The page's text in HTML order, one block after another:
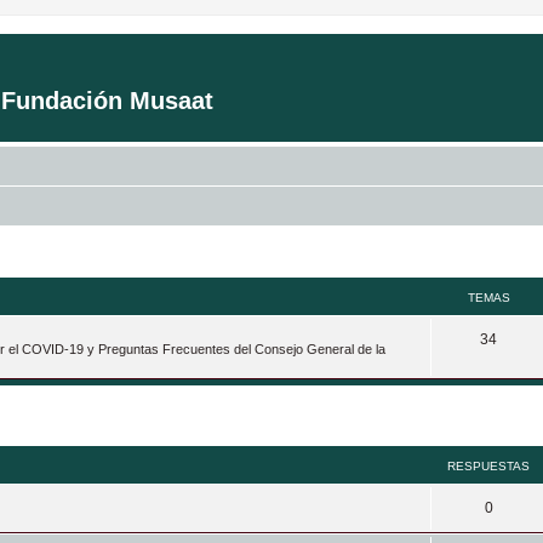
Musaat
TEMAS
COVID-19 y Preguntas Frecuentes del Consejo General de la
34T
s
RESPUESTAS
0R
e